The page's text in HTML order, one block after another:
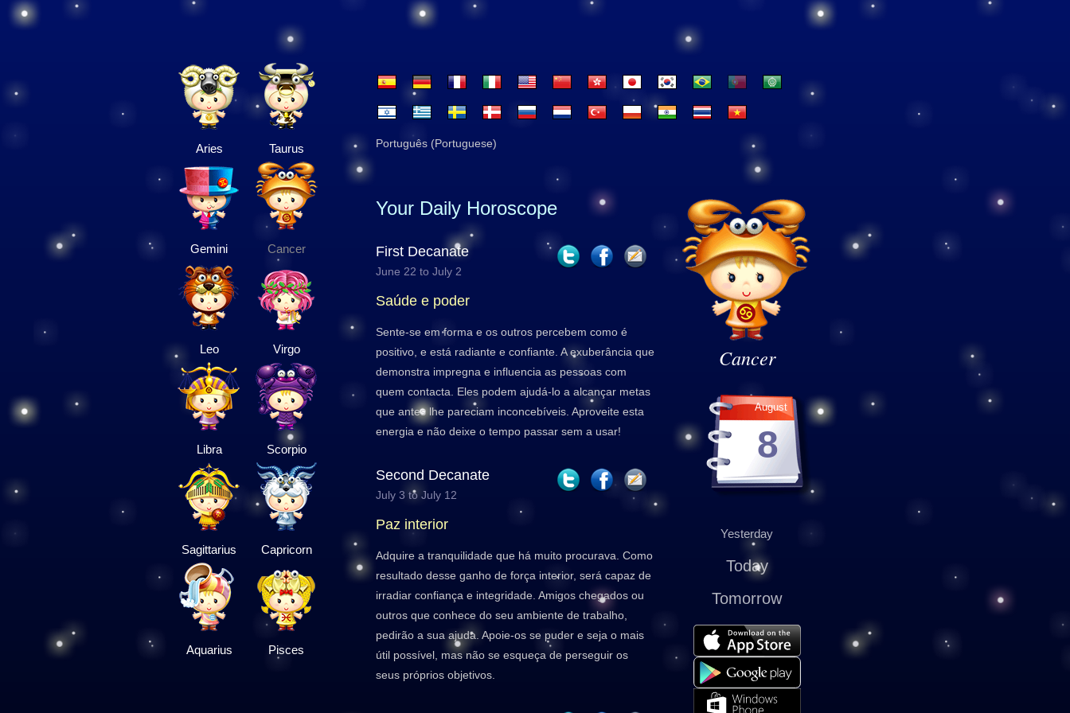
Aries Taurus
Gemini Cancer
Leo Virgo
Libra Scorpio
Sagittarius Capricorn
Aquarius Pisces
Português (Portuguese)
Cancer
August
8
Yesterday
Today
Tomorrow
Your Daily Horoscope
First Decanate
June 22 to July 2
Saúde e poder
Sente-se em forma e os outros percebem como é
positivo, e está radiante e confiante. A exuberância que
demonstra impregna e influencia as pessoas com
quem contacta. Eles podem ajudá-lo a alcançar metas
que antes lhe pareciam inconcebíveis. Aproveite esta
energia e não deixe o tempo passar sem a usar!
Second Decanate
July 3 to July 12
Paz interior
Adquire a tranquilidade que há muito procurava. Como
resultado desse ganho de força interior, será capaz de
irradiar confiança e integridade. Amigos chegados ou
outros que conhece do seu ambiente de trabalho,
pedirão a sua ajuda. Apoie-os se puder e seja o mais
útil possível, mas não se esqueça de perseguir os
seus próprios objetivos.